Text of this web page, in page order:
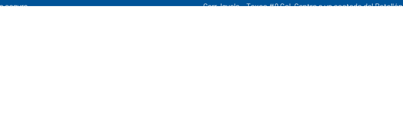
segura
Carr. Iguala – Taxco #9 Col. Centro a un costado del Batallón